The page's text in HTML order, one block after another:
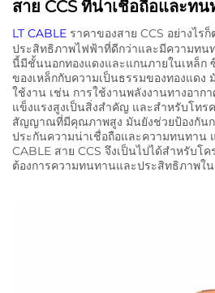
สาย CCS ที่น่าเชื่อถือและท
LT CABLE ราคาของสาย CCS อย่างไร
ประสิทธิภาพไฟฟ้าที่ดีกว่าและมีความทน
นี้มีชั้นนอกทองแดงและแกนภายในเหล็ก
ของเหล็กกับความเป็นธรรมของทองแดง
ใช้งาน เช่น การใช้งานพลังงานทางอาก
แข็งแรงสูงเป็นสิ่งสําคัญ และสําหรับโทร
สัญญาณที่มีคุณภาพสูง มันยังช่วยป้องกันก
ประกันความน่าเชื่อถือและความทนทาน
CABLE สาย CCS จึงเป็นไปได้สําหรับโ
ต้องการความทนทานและประสิทธิภาพใน